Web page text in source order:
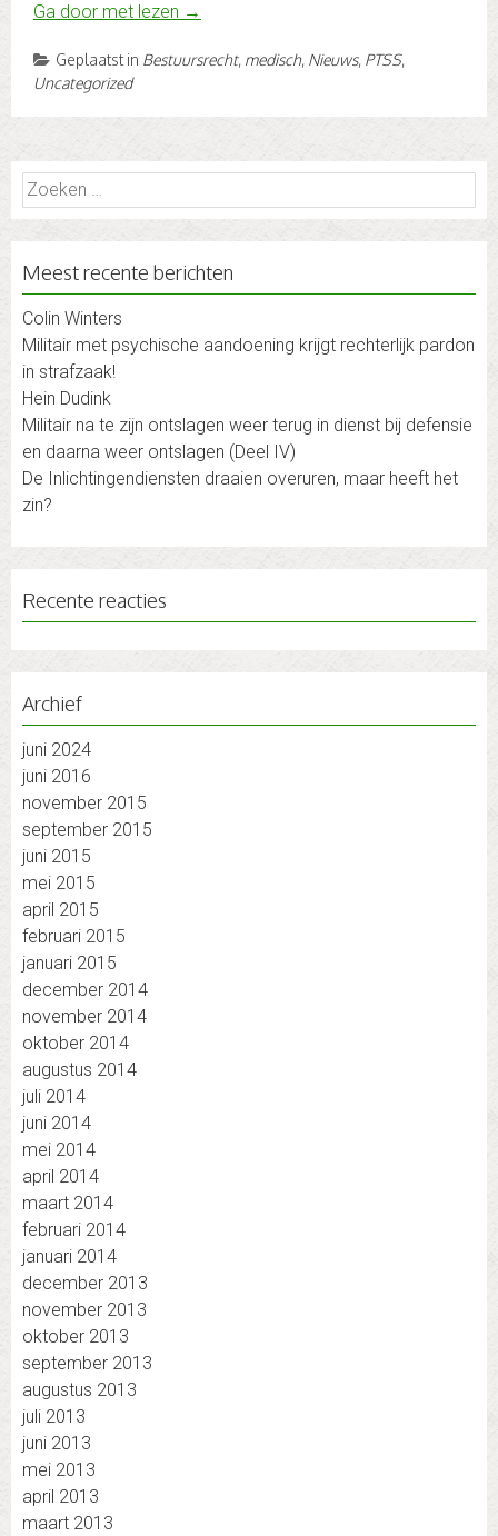
Ga door met lezen →
Geplaatst in Bestuursrecht, medisch, Nieuws, PTSS,
Uncategorized
Zoeken
naar:
Meest recente berichten
Colin Winters
Militair met psychische aandoening krijgt rechterlijk pardon
in strafzaak!
Hein Dudink
Militair na te zijn ontslagen weer terug in dienst bij defensie
en daarna weer ontslagen (Deel IV)
De Inlichtingendiensten draaien overuren, maar heeft het
zin?
Recente reacties
Archief
juni 2024
juni 2016
november 2015
september 2015
juni 2015
mei 2015
april 2015
februari 2015
januari 2015
december 2014
november 2014
oktober 2014
augustus 2014
juli 2014
juni 2014
mei 2014
april 2014
maart 2014
februari 2014
januari 2014
december 2013
november 2013
oktober 2013
september 2013
augustus 2013
juli 2013
juni 2013
mei 2013
april 2013
maart 2013